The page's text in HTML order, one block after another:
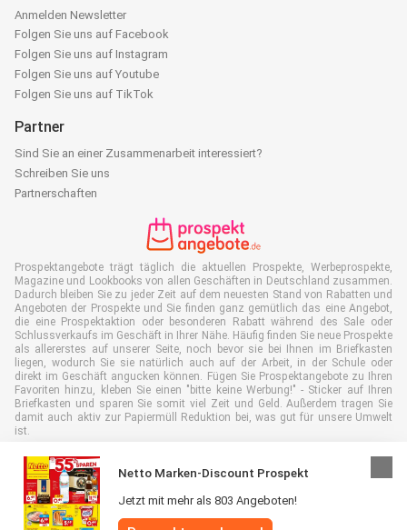
Netto Marken-Discount Prospekt
Jetzt mit mehr als 803 Angeboten!
Anmelden Newsletter
Folgen Sie uns auf Facebook
Folgen Sie uns auf Instagram
Folgen Sie uns auf Youtube
Folgen Sie uns auf TikTok
Partner
Sind Sie an einer Zusammenarbeit interessiert?
Schreiben Sie uns
Partnerschaften
Prospektangebote trägt täglich die aktuellen Prospekte, Werbeprospekte,
Magazine und Lookbooks von allen Geschäften in Deutschland zusammen.
Dadurch bleiben Sie zu jeder Zeit auf dem neuesten Stand von Rabatten und
Angeboten der Prospekte und Sie finden ganz gemütlich das eine Angebot,
die eine Prospektaktion oder besonderen Rabatt während des Sale oder
Schlussverkaufs im Geschäft in Ihrer Nähe. Häufig finden Sie neue Prospekte
als allererstes auf unserer Seite, noch bevor sie bei Ihnen im Briefkasten
liegen, wodurch Sie sie natürlich auch auf der Arbeit, in der Schule oder
direkt im Geschäft angucken können. Fügen Sie Prospektangebote zu Ihren
Favoriten hinzu, kleben Sie einen "bitte keine Werbung!" - Sticker auf Ihren
Briefkasten und sparen Sie somit viel Zeit und Geld. Außerdem tragen Sie
damit auch aktiv zur Papiermüll Reduktion bei, was gut für unsere Umwelt
ist.
Alle Rechte vorbehalten © Prospektangebote.de 2026 |